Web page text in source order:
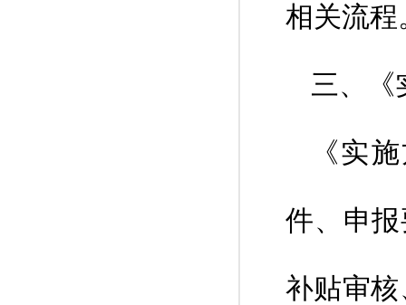
相关流程
三、《
《实
件、申
补贴审